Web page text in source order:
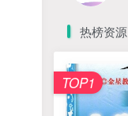
热榜资源
TOP1